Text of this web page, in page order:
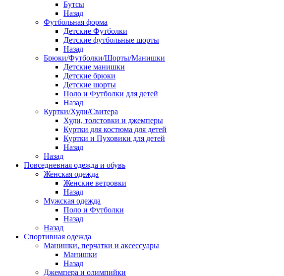
Бутсы
Назад
Футбольная форма
Детские Футболки
Детские футбольные шорты
Назад
Брюки/Футболки/Шорты/Манишки
Детские манишки
Детские брюки
Детские шорты
Поло и Футболки для детей
Назад
Куртки/Худи/Свитера
Худи, толстовки и джемперы
Куртки для костюма для детей
Куртки и Пуховики для детей
Назад
Назад
Повседневная одежда и обувь
Женская одежда
Женские ветровки
Назад
Мужская одежда
Поло и Футболки
Назад
Назад
Спортивная одежда
Манишки, перчатки и аксессуары
Манишки
Назад
Джемпера и олимпийки